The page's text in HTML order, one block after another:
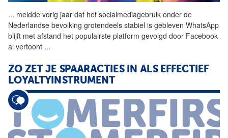
... meldde vorig jaar dat het socialmediagebruik onder de
Nederlandse bevolking grotendeels stabiel is gebleven WhatsApp
blijft met afstand het populairste platform gevolgd door Facebook
al vertoont ...
ZO ZET JE SPAARACTIES IN ALS EFFECTIEF
LOYALTYINSTRUMENT